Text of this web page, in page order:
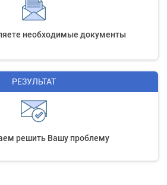
необходимые документы
РЕЗУЛЬТАТ
решить Вашу проблему